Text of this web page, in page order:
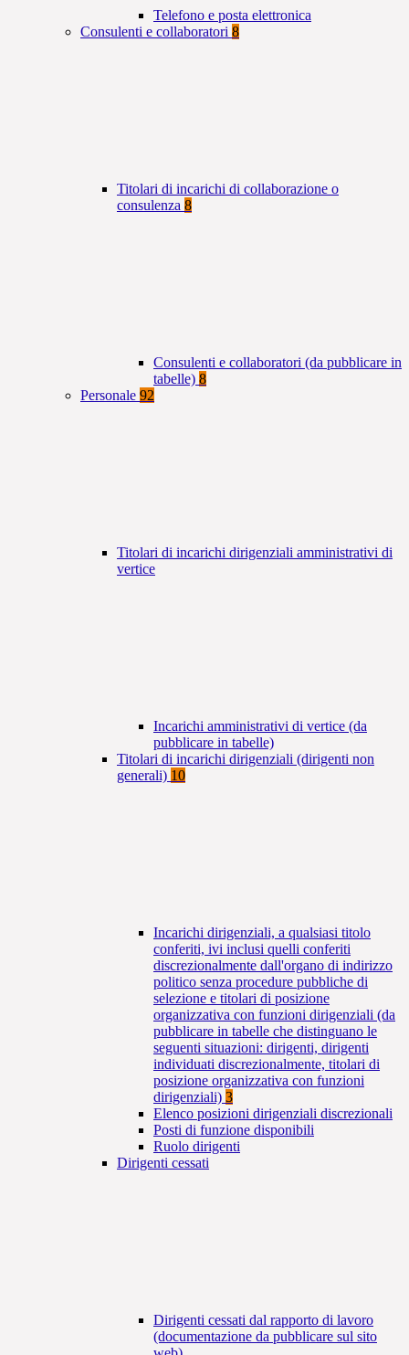
Telefono e posta elettronica
Consulenti e collaboratori 8
Titolari di incarichi di collaborazione o
consulenza 8
Consulenti e collaboratori (da pubblicare in
tabelle) 8
Personale 92
Titolari di incarichi dirigenziali amministrativi di
vertice
Incarichi amministrativi di vertice (da
pubblicare in tabelle)
Titolari di incarichi dirigenziali (dirigenti non
generali) 10
Incarichi dirigenziali, a qualsiasi titolo
conferiti, ivi inclusi quelli conferiti
discrezionalmente dall'organo di indirizzo
politico senza procedure pubbliche di
selezione e titolari di posizione
organizzativa con funzioni dirigenziali (da
pubblicare in tabelle che distinguano le
seguenti situazioni: dirigenti, dirigenti
individuati discrezionalmente, titolari di
posizione organizzativa con funzioni
dirigenziali) 3
Elenco posizioni dirigenziali discrezionali
Posti di funzione disponibili
Ruolo dirigenti
Dirigenti cessati
Dirigenti cessati dal rapporto di lavoro
(documentazione da pubblicare sul sito